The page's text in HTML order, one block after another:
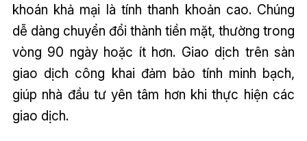
khoán khả mại là tính thanh khoản cao. Chúng
dễ dàng chuyển đổi thành tiền mặt, thường trong
vòng 90 ngày hoặc ít hơn. Giao dịch trên sàn
giao dịch công khai đảm bảo tính minh bạch,
giúp nhà đầu tư yên tâm hơn khi thực hiện các
giao dịch.